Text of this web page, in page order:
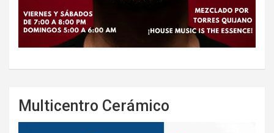
Multicentro Cerámico